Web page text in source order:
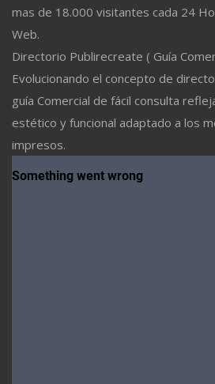
mas de 18.000 visitantes cada 24
Web.
Directorio Publirecreate ( Guía
Evolucionando el concepto de
guía Comercial de fácil consulta
estético y funcional adaptado a los
impresos.